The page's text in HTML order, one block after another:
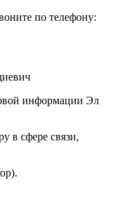
по телефону:
информации Эл
в сфере связи,